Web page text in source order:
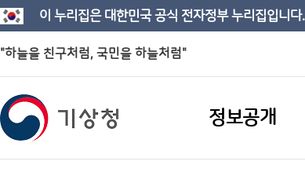
이 누리집은 대한민국 공식 전자정부 누리집입니다.
"하늘을 친구처럼, 국민을 하늘처럼"
정보공개